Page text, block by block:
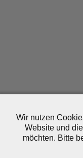
Wir nutzen
Website und
möchten. Bitte